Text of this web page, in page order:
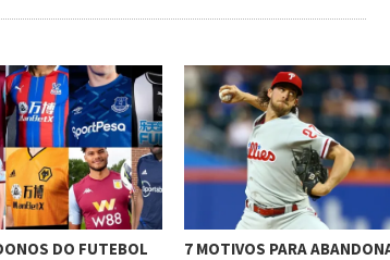
PARA ABANDONAR O… FUTEBOL CARANGUEJO